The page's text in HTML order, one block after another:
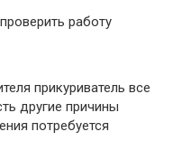
работу
прикуриватель все
другие причины
потребуется